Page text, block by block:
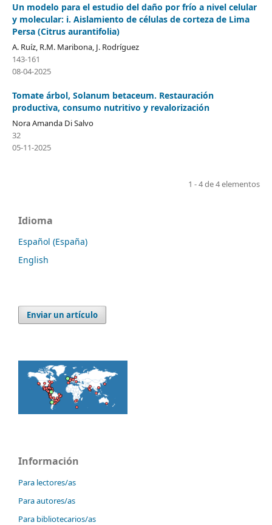
Un modelo para el estudio del daño por frío a nivel celular
y molecular: i. Aislamiento de células de corteza de Lima
Persa (Citrus aurantifolia)
A. Ruíz, R.M. Maribona, J. Rodríguez
143-161
08-04-2025
Tomate árbol, Solanum betaceum. Restauración
productiva, consumo nutritivo y revalorización
Nora Amanda Di Salvo
32
05-11-2025
1 - 4 de 4 elementos
Idioma
Español (España)
English
Enviar un artículo
Información
Para lectores/as
Para autores/as
Para bibliotecarios/as